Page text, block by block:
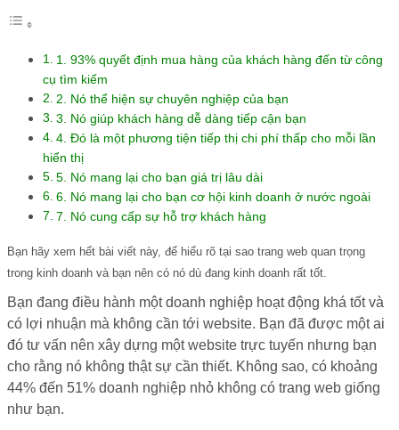
1. 93% quyết định mua hàng của khách hàng đến từ công
cụ tìm kiếm
2. Nó thể hiện sự chuyên nghiệp của bạn
3. Nó giúp khách hàng dễ dàng tiếp cận bạn
4. Đó là một phương tiện tiếp thị chi phí thấp cho mỗi lần
hiển thị
5. Nó mang lại cho bạn giá trị lâu dài
6. Nó mang lại cho bạn cơ hội kinh doanh ở nước ngoài
7. Nó cung cấp sự hỗ trợ khách hàng
Bạn hãy xem hết bài viết này, để hiểu rõ tại sao trang web quan trọng
trong kinh doanh và bạn nên có nó dù đang kinh doanh rất tốt.
Bạn đang điều hành một doanh nghiệp hoạt động khá tốt và
có lợi nhuận mà không cần tới website. Bạn đã được một ai
đó tư vấn nên xây dựng một website trực tuyến nhưng bạn
cho rằng nó không thật sự cần thiết. Không sao, có khoảng
44% đến 51% doanh nghiệp nhỏ không có trang web giống
như bạn.